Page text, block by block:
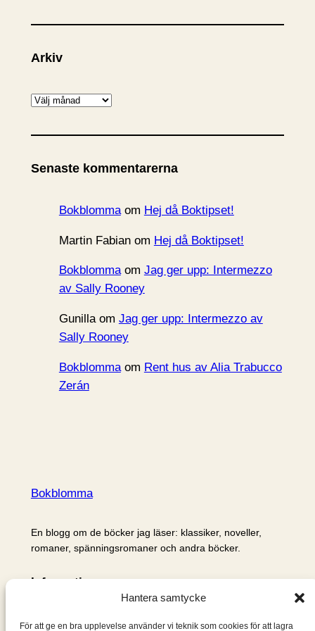
Hantera samtycke
För att ge en bra upplevelse använder vi teknik som cookies för att lagra
Arkiv
A
k
v
Senaste kommentarerna
Bokblommaom Hej då Boktipset!
Martin Fabianom Hej då Boktipset!
Bokblommaom Jag ger upp: Intermezzo
av Sally Rooney
Gunillaom Jag ger upp: Intermezzo av
Sally Rooney
Bokblommaom Rent hus av Alia Trabucco
Zerán
Bokblomma
En blogg om de böcker jag läser: klassiker, noveller,
romaner, spänningsromaner och andra böcker.
Information
Om mig & om bloggen